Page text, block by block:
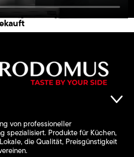
von professioneller
spezialisiert. Produkte für Küchen,
die Qualität, Preisgünstigkeit